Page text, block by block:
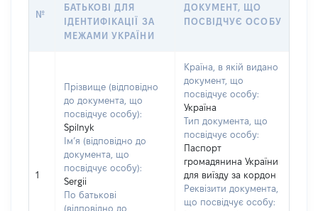
№
БАТЬКОВІ ДЛЯ
ІДЕНТИФІКАЦІЇ ЗА
МЕЖАМИ УКРАЇНИ
ДОКУМЕНТ, ЩО
ПОСВІДЧУЄ ОСОБУ
1
Прізвище (відповідно
до документа, що
посвідчує особу):
Spilnyk
Ім’я (відповідно до
документа, що
посвідчує особу):
Sergii
По батькові
(відповідно до
Країна, в якій видано
документ, що
посвідчує особу:
Україна
Тип документа, що
посвідчує особу:
Паспорт
громадянина України
для виїзду за кордон
Реквізити документа,
що посвідчує особу: